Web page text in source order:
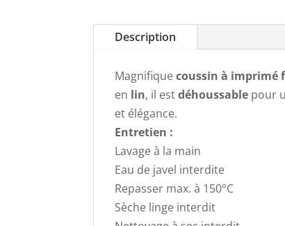
Description
Magnifiquecoussin à imprimé
en lin, il estdéhoussable pour
et élégance.
Entretien :
Lavage à la main
Eau de javel interdite
Repasser max. à 150°C
Sèche linge interdit